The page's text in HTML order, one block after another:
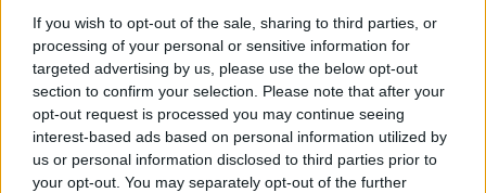
If you wish to opt-out of the sale, sharing to third parties, or
processing of your personal or sensitive information for
targeted advertising by us, please use the below opt-out
section to confirm your selection. Please note that after your
opt-out request is processed you may continue seeing
interest-based ads based on personal information utilized by
us or personal information disclosed to third parties prior to
your opt-out. You may separately opt-out of the further
pethane-i-ithopoios-nisel-nikols-i-ypolochagos-
ouchoura-tis-seiras-star-trek%2F
Η Νίκολς είχε μια μακρά καλλιτεχνική καριέρα,
ξεκινώντας ως έφηβη τραγουδίστρια και χορεύτρια